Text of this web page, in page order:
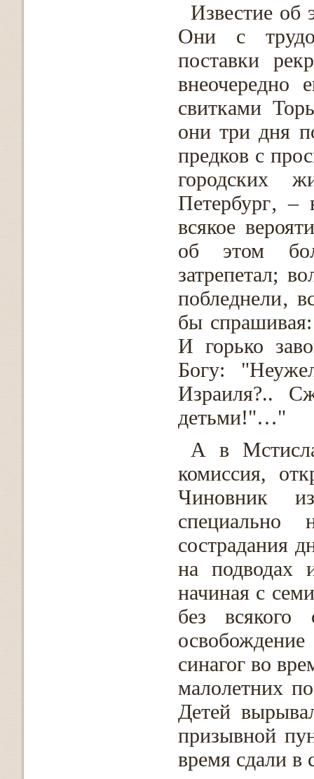
Известие об
Они с
поставки
свитками
они три дня
предков с
городских
Петербург‚ –
всякое
об этом
затрепетал;
побледнели‚
бы
И горько
Богу:
Израиля?..
детьми!"…"
А в
комиссия,
Чиновник
специально
сострадания
на подводах
начиная с
без всякого
синагог во
малолетних
Детей
призывной
время сдали в